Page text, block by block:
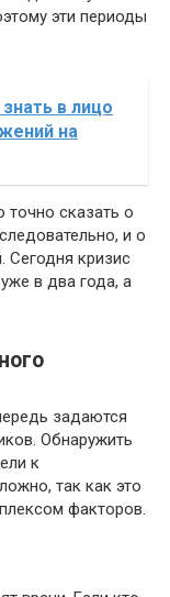
эти периоды
в лицо
на
сказать о
и о
Сегодня кризис
в два года, а
задаются
Обнаружить
к
так как это
факторов.